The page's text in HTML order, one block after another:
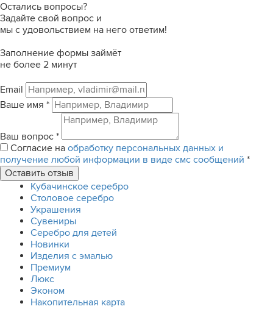
Остались вопросы?
Задайте свой вопрос и
мы с удовольствием на него ответим!
Заполнение формы займёт
не более 2 минут
Email
Ваше имя *
Ваш вопрос *
Согласие на обработку персональных данных и
получение любой информации в виде смс сообщений *
Кубачинское серебро
Столовое серебро
Украшения
Сувениры
Серебро для детей
Новинки
Изделия с эмалью
Премиум
Люкс
Эконом
Накопительная карта